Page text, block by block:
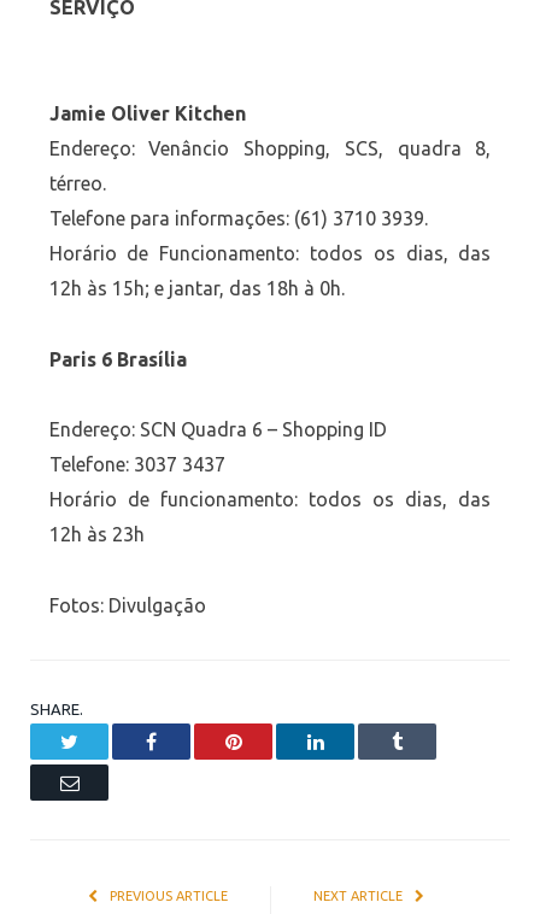
SERVIÇO
Jamie Oliver Kitchen
Endereço: Venâncio Shopping, SCS, quadra 8,
térreo.
Telefone para informações: (61) 3710 3939.
Horário de Funcionamento: todos os dias, das
12h às 15h; e jantar, das 18h à 0h.
Paris 6 Brasília
Endereço: SCN Quadra 6 – Shopping ID
Telefone: 3037 3437
Horário de funcionamento: todos os dias, das
12h às 23h
Fotos: Divulgação
SHARE.
Facebook Pinterest LinkedIn Tumblr
Email
PREVIOUS ARTICLE NEXT ARTICLE